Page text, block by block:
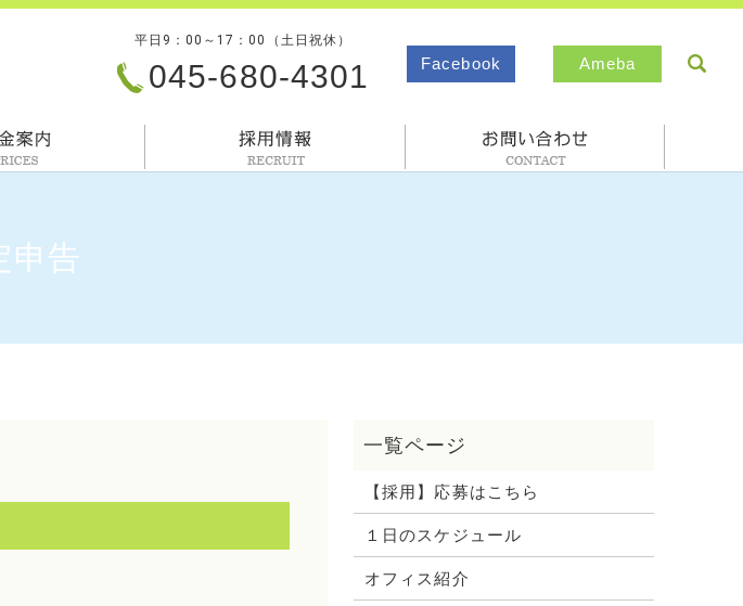
平日9：00～17：00（土日祝休）
045-680-4301 Facebook Ameba
申告
【採用】応募はこちら
１日のスケジュール
オフィス紹介